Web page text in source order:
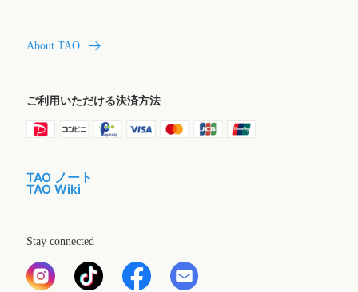
About TAO
ご利用いただける決済方法
TAO ノート
TAO Wiki
Stay connected